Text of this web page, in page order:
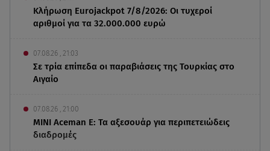
Κλήρωση Eurojackpot 7/8/2026: Οι τυχεροί
αριθμοί για τα 32.000.000 ευρώ
07.08.26 , 21:03
Σε τρία επίπεδα οι παραβιάσεις της Τουρκίας στο
Αιγαίο
07.08.26 , 21:00
MINI Aceman E: Τα αξεσουάρ για περιπετειώδεις
διαδρομές